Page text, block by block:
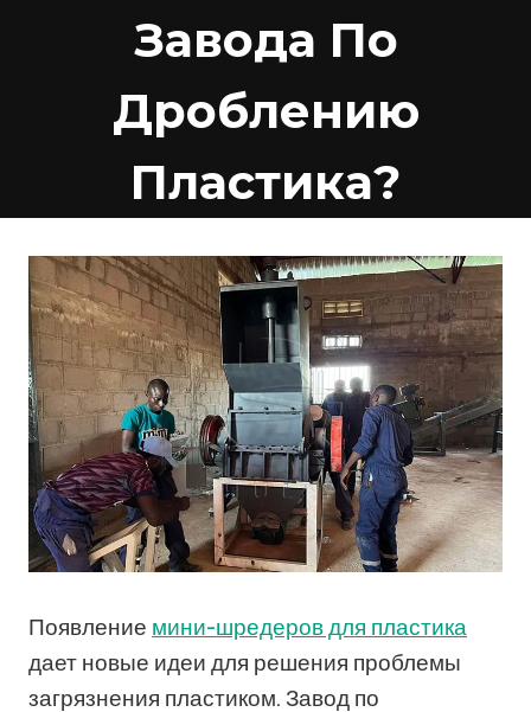
Завода По
Дроблению
Пластика?
Появление мини-шредеров для пластика
дает новые идеи для решения проблемы
загрязнения пластиком. Завод по